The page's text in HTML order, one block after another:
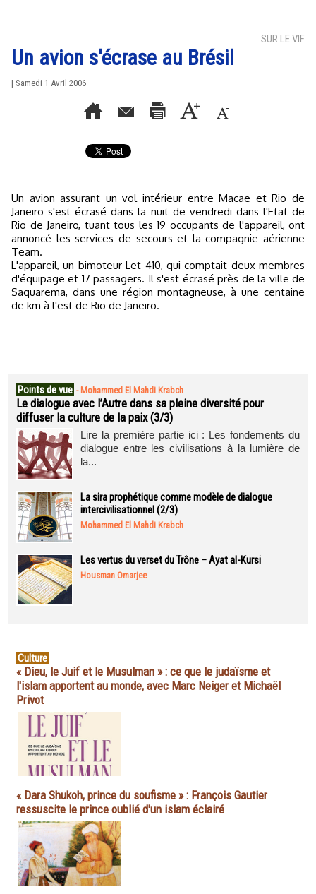
SUR LE VIF
Un avion s'écrase au Brésil
| Samedi 1 Avril 2006
Un avion assurant un vol intérieur entre Macae et Rio de
Janeiro s'est écrasé dans la nuit de vendredi dans l'Etat de
Rio de Janeiro, tuant tous les 19 occupants de l'appareil, ont
annoncé les services de secours et la compagnie aérienne
Team.
L'appareil, un bimoteur Let 410, qui comptait deux membres
d'équipage et 17 passagers. Il s'est écrasé près de la ville de
Saquarema, dans une région montagneuse, à une centaine
de km à l'est de Rio de Janeiro.
Points de vue - Mohammed El Mahdi Krabch
Le dialogue avec l’Autre dans sa pleine diversité pour
diffuser la culture de la paix (3/3)
Lire la première partie ici : Les fondements du
dialogue entre les civilisations à la lumière de
la...
La sira prophétique comme modèle de dialogue
intercivilisationnel (2/3)
Mohammed El Mahdi Krabch
Les vertus du verset du Trône – Ayat al-Kursi
Housman Omarjee
Culture
« Dieu, le Juif et le Musulman » : ce que le judaïsme et
l'islam apportent au monde, avec Marc Neiger et Michaël
Privot
« Dara Shukoh, prince du soufisme » : François Gautier
ressuscite le prince oublié d'un islam éclairé